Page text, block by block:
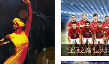
“亚冠之巅”恒大